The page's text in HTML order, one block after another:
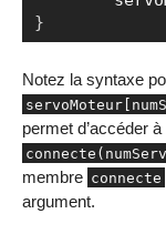
}
Notez la syntaxe
permet d’accéder
membre connecte
argument.